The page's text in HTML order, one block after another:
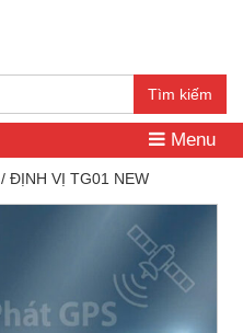
Tìm kiếm
Menu
/ ĐỊNH VỊ TG01 NEW